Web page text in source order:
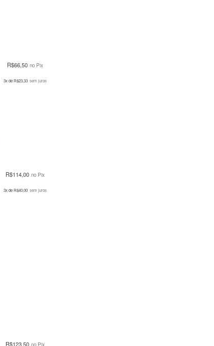
R$66,50 no Pix
3x deR$23,33 sem juros
R$114,00 no Pix
3x deR$40,00 sem juros
R$123,50